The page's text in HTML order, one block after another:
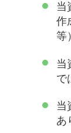
当
作
等
当
で
当
あ